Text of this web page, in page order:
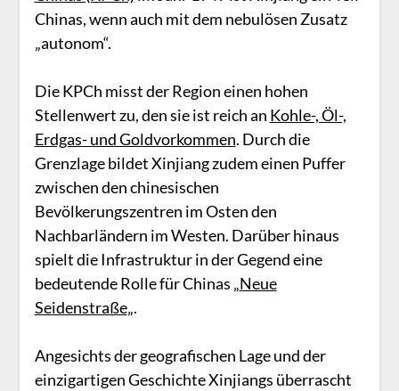
Chinas, wenn auch mit dem nebulösen Zusatz
„autonom“.
Die KPCh misst der Region einen hohen
Stellenwert zu, den sie ist reich an Kohle-, Öl-,
Erdgas- und Goldvorkommen. Durch die
Grenzlage bildet Xinjiang zudem einen Puffer
zwischen den chinesischen
Bevölkerungszentren im Osten den
Nachbarländern im Westen. Darüber hinaus
spielt die Infrastruktur in der Gegend eine
bedeutende Rolle für Chinas „Neue
Seidenstraße„.
Angesichts der geografischen Lage und der
einzigartigen Geschichte Xinjiangs überrascht